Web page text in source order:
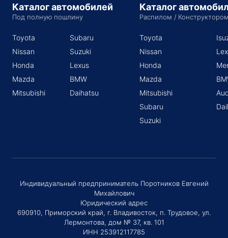
Каталог автомобилей
Под полную пошлину
Toyota
Nissan
Honda
Mazda
Mitsubishi
Subaru
Suzuki
Lexus
BMW
Daihatsu
Каталог
Распилом /
Toyota
Nissan
Honda
Mazda
Mitsubishi
Subaru
Suzuki
Индивидуальный предприниматель Поротников Евгений
Михайлович
Юридический адрес
690910, Приморский край, г. Владивосток, п. Трудовое, ул.
Лермонтова, дом № 37, кв. 101
ИНН 253912117785